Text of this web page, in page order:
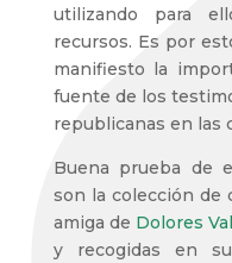
utilizando para
recursos. Es por
manifiesto la
fuente de los
republicanas en las
Buena prueba de
son la colección de
amiga de Dolores
y recogidas en